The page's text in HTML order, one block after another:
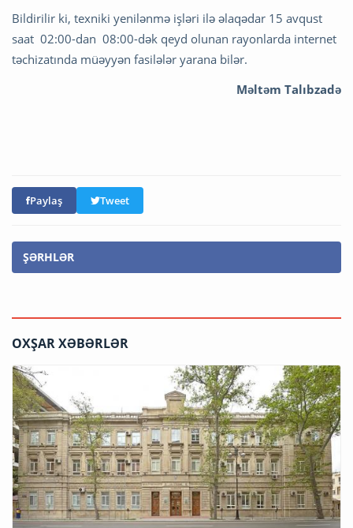
Bildirilir ki, texniki yenilənmə işləri ilə əlaqədar 15 avqust
saat 02:00-dan 08:00-dək qeyd olunan rayonlarda internet
təchizatında müəyyən fasilələr yarana bilər.
Məltəm Talıbzadə
Paylaş Tweet
ŞƏRHLƏR
OXŞAR XƏBƏRLƏR